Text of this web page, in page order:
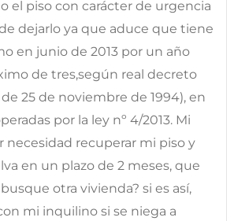
el piso con carácter de urgencia
dejarlo ya que aduce que tiene
en junio de 2013 por un año
de tres,según real decreto
25 de noviembre de 1994), en
por la ley nº 4/2013. Mi
necesidad recuperar mi piso y
en un plazo de 2 meses, que
otra vivienda? si es así,
mi inquilino si se niega a